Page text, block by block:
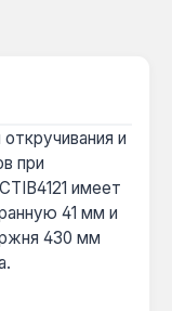
и
при
имеет
41 мм и
430 мм